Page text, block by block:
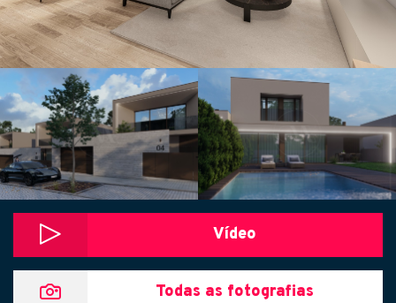
Vídeo
Todas as fotografias